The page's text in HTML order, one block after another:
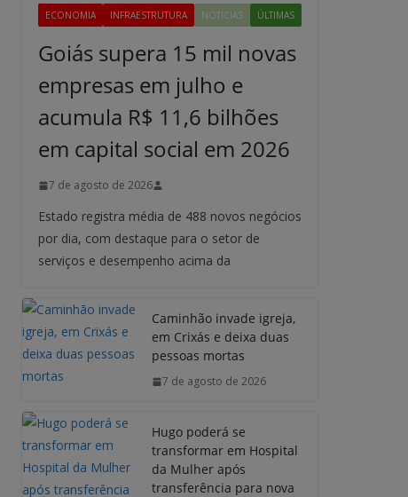
ECONOMIA INFRAESTRUTURA NOTÍCIAS ÚLTIMAS
Goiás supera 15 mil novas
empresas em julho e
acumula R$ 11,6 bilhões
em capital social em 2026
7 de agosto de 2026
Estado registra média de 488 novos negócios
por dia, com destaque para o setor de
serviços e desempenho acima da
Caminhão invade igreja,
em Crixás e deixa duas
pessoas mortas
7 de agosto de 2026
Hugo poderá se
transformar em Hospital
da Mulher após
transferência para nova